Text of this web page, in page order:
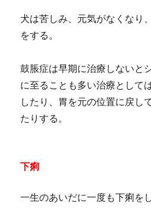
犬は苦しみ、元気がなくなり
をする。
鼓脹症は早期に治療しないと
に至ることも多い治療として
したり、胃を元の位置に戻し
たりする。
下痢
一生のあいだに一度も下痢を